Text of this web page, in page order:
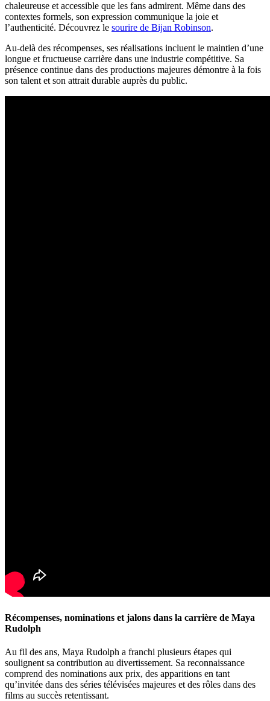
chaleureuse et accessible que les fans admirent. Même dans des
contextes formels, son expression communique la joie et
l’authenticité. Découvrez le sourire de Bijan Robinson.
Au-delà des récompenses, ses réalisations incluent le maintien d’une
longue et fructueuse carrière dans une industrie compétitive. Sa
présence continue dans des productions majeures démontre à la fois
son talent et son attrait durable auprès du public.
Récompenses, nominations et jalons dans la carrière de Maya
Rudolph
Au fil des ans, Maya Rudolph a franchi plusieurs étapes qui
soulignent sa contribution au divertissement. Sa reconnaissance
comprend des nominations aux prix, des apparitions en tant
qu’invitée dans des séries télévisées majeures et des rôles dans des
films au succès retentissant.